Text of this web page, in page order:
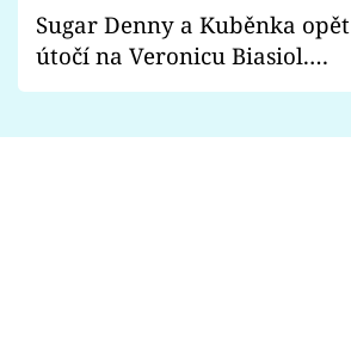
Sugar Denny a Kuběnka opět
útočí na Veronicu Biasiol.
Proč je podle nich falešná a